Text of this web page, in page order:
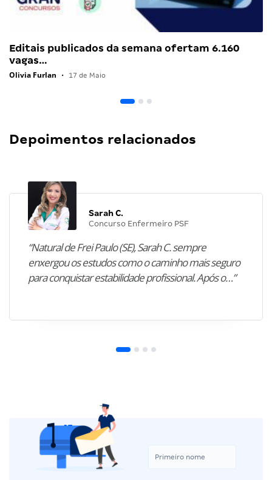
Editais publicados da semana ofertam 6.160
vagas…
Olivia Furlan • 17 de Maio
Depoimentos relacionados
Sarah C.
Concurso Enfermeiro PSF
“Natural de Frei Paulo (SE), Sarah C. sempre
enxergou os estudos como o caminho mais seguro
para conquistar estabilidade profissional. Após o…”